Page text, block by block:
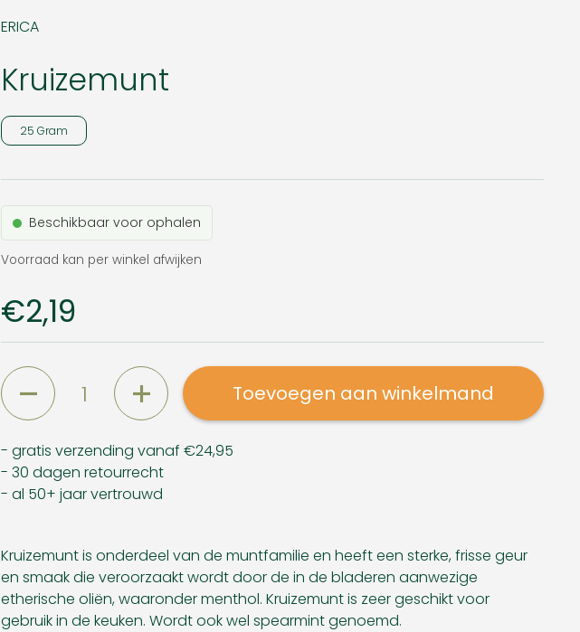
ERICA
Kruizemunt
25 Gram
Beschikbaar voor ophalen
Voorraad kan per winkel afwijken
Prijs:
€2,19
Aantal
Toevoegen aan winkelmand
- gratis verzending vanaf €24,95
- 30 dagen retourrecht
- al 50+ jaar vertrouwd
Kruizemunt is onderdeel van de muntfamilie en heeft een sterke, frisse geur
en smaak die veroorzaakt wordt door de in de bladeren aanwezige
etherische oliën, waaronder menthol. Kruizemunt is zeer geschikt voor
gebruik in de keuken. Wordt ook wel spearmint genoemd.